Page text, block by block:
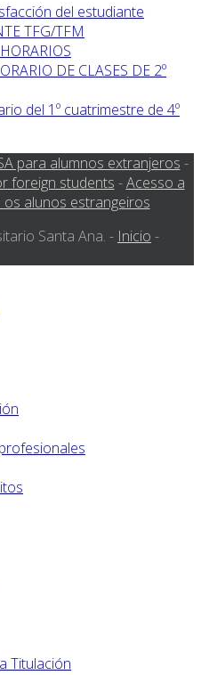
del estudiante
TFG/TFM
DE CLASES DE 2º
del 1º cuatrimestre de 4º
para alumnos extranjeros -
foreign students -Acesso a
os alunos estrangeiros
Santa Ana. - Inicio -
Titulación